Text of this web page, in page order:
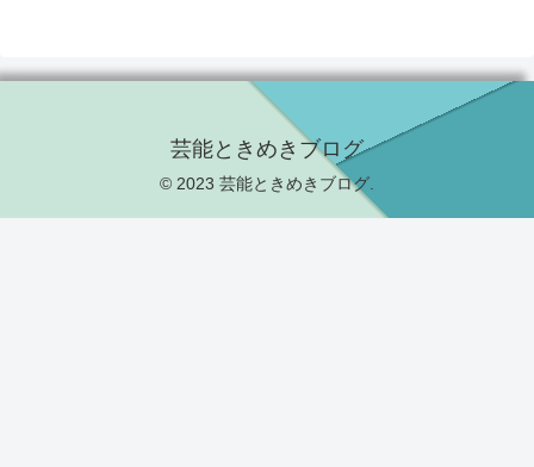
芸能ときめきブログ
© 2023 芸能ときめきブログ.